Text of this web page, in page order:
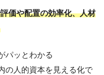
価や配置の効率化、人材
パッとわかる
の人的資本を見える化で